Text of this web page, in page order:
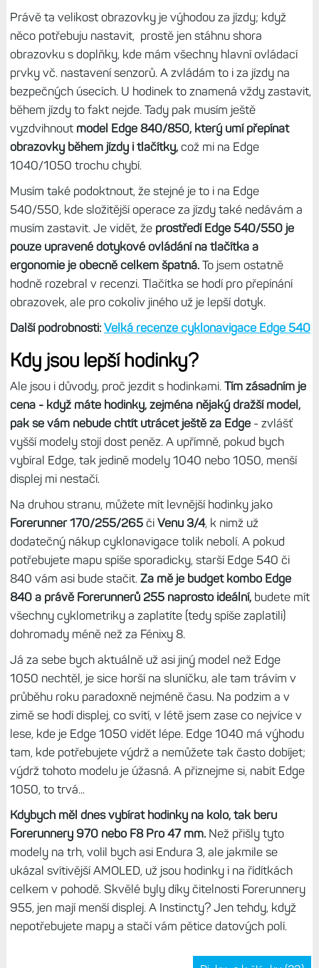
Právě ta velikost obrazovky je výhodou za jízdy; když
něco potřebuju nastavit, prostě jen stáhnu shora
obrazovku s doplňky, kde mám všechny hlavní ovládací
prvky vč. nastavení senzorů. A zvládám to i za jízdy na
bezpečných úsecích. U hodinek to znamená vždy zastavit,
během jízdy to fakt nejde. Tady pak musím ještě
vyzdvihnout model Edge 840/850, který umí přepínat
obrazovky během jízdy i tlačítky,což mi na Edge
1040/1050 trochu chybí.
Musím také podoktnout, že stejné je to i na Edge
540/550, kde složitější operace za jízdy také nedávám a
musím zastavit. Je vidět, že prostředí Edge 540/550 je
pouze upravené dotykové ovládání na tlačítka a
ergonomie je obecně celkem špatná.To jsem ostatně
hodně rozebral v recenzi. Tlačítka se hodí pro přepínání
obrazovek, ale pro cokoliv jiného už je lepší dotyk.
Další podrobnosti: Velká recenze cyklonavigace Edge 540
Kdy jsou lepší hodinky?
Ale jsou i důvody, proč jezdit s hodinkami. Tím zásadním je
cena - když máte hodinky, zejména nějaký dražší model,
pak se vám nebude chtít utrácet ještě za Edge- zvlášť
vyšší modely stojí dost peněz. A upřímně, pokud bych
vybíral Edge, tak jedině modely 1040 nebo 1050, menší
displej mi nestačí.
Na druhou stranu, můžete mít levnější hodinky jako
Forerunner 170/255/265či Venu 3/4, k nimž už
dodatečný nákup cyklonavigace tolik nebolí. A pokud
potřebujete mapu spíše sporadicky, starší Edge 540 či
840 vám asi bude stačit. Za mě je budget kombo Edge
840 a právě Forerunnerů 255 naprosto ideální,budete mít
všechny cyklometriky a zaplatíte (tedy spíše zaplatili)
dohromady méně než za Fénixy 8.
Já za sebe bych aktuálně už asi jiný model než Edge
1050 nechtěl, je sice horší na sluníčku, ale tam trávím v
průběhu roku paradoxně nejméně času. Na podzim a v
zimě se hodí displej, co svítí, v létě jsem zase co nejvíce v
lese, kde je Edge 1050 vidět lépe. Edge 1040 má výhodu
tam, kde potřebujete výdrž a nemůžete tak často dobíjet;
výdrž tohoto modelu je úžasná. A přiznejme si, nabít Edge
1050, to trvá...
Kdybych měl dnes vybírat hodinky na kolo, tak beru
Forerunnery 970 nebo F8 Pro 47 mm. Než přišly tyto
modely na trh, volil bych asi Endura 3, ale jakmile se
ukázal svítivější AMOLED, už jsou hodinky i na řídítkách
celkem v pohodě. Skvělé byly díky čitelnosti Forerunnery
955, jen mají menší displej. A Instincty? Jen tehdy, když
nepotřebujete mapy a stačí vám pětice datových polí.